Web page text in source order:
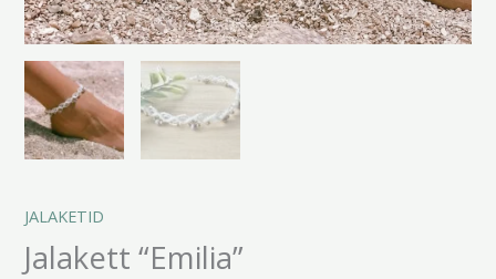
JALAKETID
Jalakett “Emilia”